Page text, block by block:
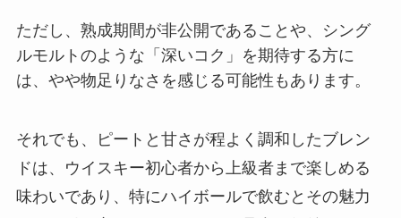
ただし、熟成期間が非公開であることや、シング
ルモルトのような「深いコク」を期待する方に
は、やや物足りなさを感じる可能性もあります。
それでも、ピートと甘さが程よく調和したブレン
ドは、ウイスキー初心者から上級者まで楽しめる
味わいであり、特にハイボールで飲むとその魅力